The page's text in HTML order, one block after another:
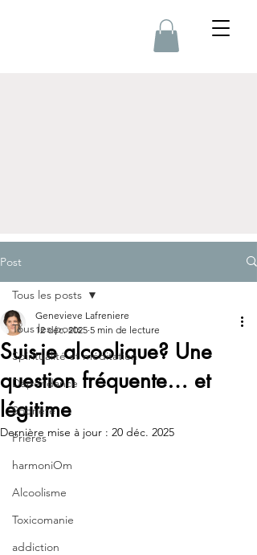
Post
Tous les posts
Spiritualité et méditation
Dépendance
Sobriété
Prières
harmoniOm
Alcoolisme
Toxicomanie
addiction
Tous les posts
Suis-je alcoolique? Une
question fréquente… et
légitime
Genevieve Lafreniere
12 déc. 2025 5 min de lecture
Dernière mise à jour : 20 déc. 2025